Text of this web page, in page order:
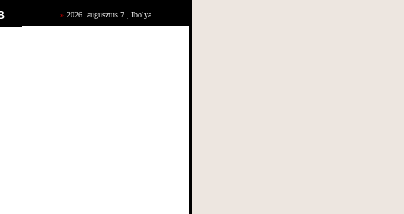
» 2026. augusztus 7., Ibolya